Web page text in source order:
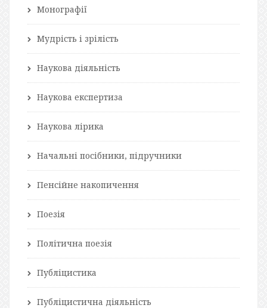
Монографії
Мудрість і зрілість
Наукова діяльність
Наукова експертиза
Наукова лірика
Начальні посібники, підручники
Пенсійне накопичення
Поезія
Політична поезія
Публіцистика
Публіцистична діяльність